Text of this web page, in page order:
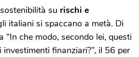
su rischi e
italiani si spaccano a metà. Di
“In che modo, secondo lei, questi
finanziari?”, il 56 per